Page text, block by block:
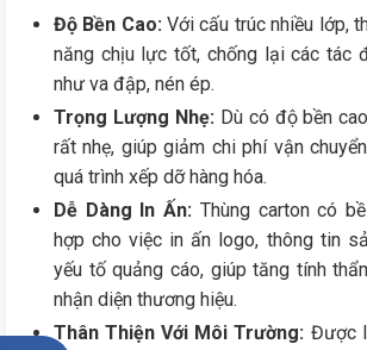
Độ Bền Cao:Với cấu trúc nhiều lớp,
năng chịu lực tốt, chống lại các tác
như va đập, nén ép.
Trọng Lượng Nhẹ:Dù có độ bền
rất nhẹ, giúp giảm chi phí vận
quá trình xếp dỡ hàng hóa.
Dễ Dàng In Ấn: Thùng carton có
hợp cho việc in ấn logo, thông tin
yếu tố quảng cáo, giúp tăng tính
nhận diện thương hiệu.
Thân Thiện Với Môi Trường: Được